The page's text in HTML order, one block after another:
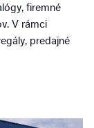
firemné
V rámci
predajné